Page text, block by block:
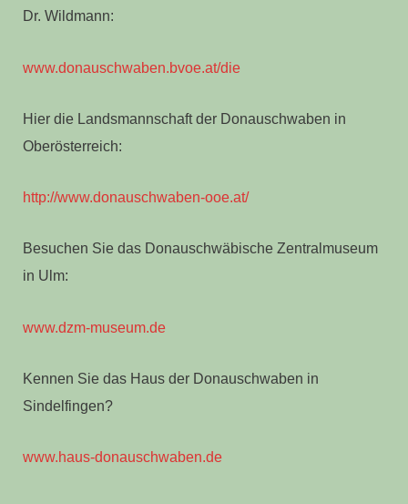
Dr. Wildmann:
www.donauschwaben.bvoe.at/die
Hier die Landsmannschaft der Donauschwaben in
Oberösterreich:
http://www.donauschwaben-ooe.at/
Besuchen Sie das Donauschwäbische Zentralmuseum
in Ulm:
www.dzm-museum.de
Kennen Sie das Haus der Donauschwaben in
Sindelfingen?
www.haus-donauschwaben.de